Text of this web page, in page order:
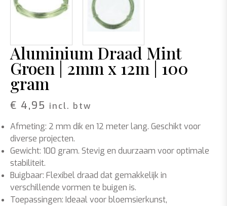
Aluminium Draad Mint
Groen | 2mm x 12m | 100
gram
€ 4,95 incl. btw
Afmeting: 2 mm dik en 12 meter lang. Geschikt voor
diverse projecten.
Gewicht: 100 gram. Stevig en duurzaam voor optimale
stabiliteit.
Buigbaar: Flexibel draad dat gemakkelijk in
verschillende vormen te buigen is.
Toepassingen: Ideaal voor bloemsierkunst,